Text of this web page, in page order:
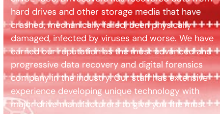
hard drives and other storage media that have
crashed, mechanically failed, been physically
damaged, infected by viruses and worse. We have
earned our reputation as the most advanced and
progressive data recovery and digital forensics
company in the industry. Our staff has extensive
experience developing unique technology with
major drive manufacturers to give you the most